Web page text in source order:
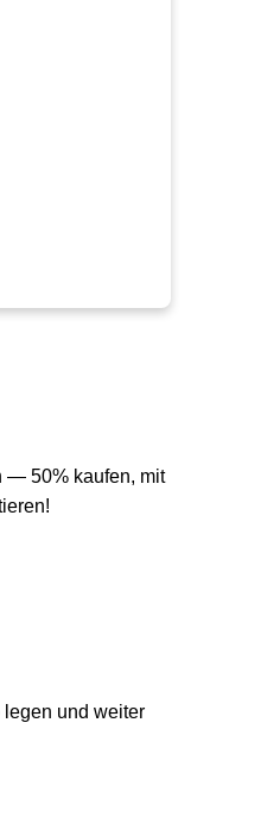
— 50% kaufen, mit
und weiter